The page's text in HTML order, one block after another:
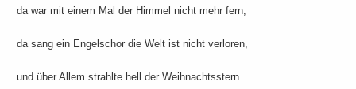
da war mit einem Mal der Himmel nicht mehr fern,
da sang ein Engelschor die Welt ist nicht verloren,
und über Allem strahlte hell der Weihnachtsstern.